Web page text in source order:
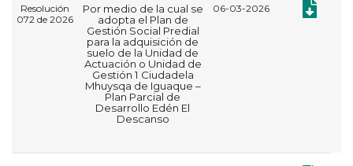
Resolución
072 de 2026
Por medio de la cual se
adopta el Plan de
Gestión Social Predial
para la adquisición de
suelo de la Unidad de
Actuación o Unidad de
Gestión 1 Ciudadela
Mhuysqa de Iguaque –
Plan Parcial de
Desarrollo Edén El
Descanso
06-03-2026